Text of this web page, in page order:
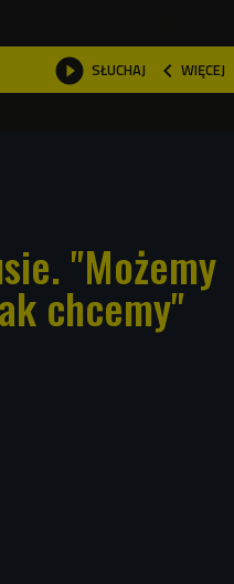
 SŁUCHAJ  WIĘCEJ

"Możemy
chcemy"